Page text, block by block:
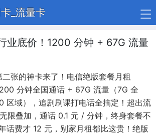
_流量卡
业底价！1200 分钟 + 67G 流量
张的神卡来了！电信绝版套餐月租
分钟全国通话 + 67G 流量（7G 全
域），追剧刷课打电话全搞定！超出流
限叠加，通话 0.1 元 / 分钟，终身套餐不
话费才 12 元，别家月租都比这贵！绝版